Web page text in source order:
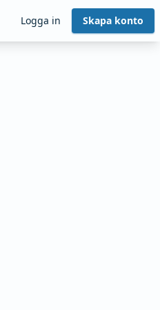
Logga in Skapa konto